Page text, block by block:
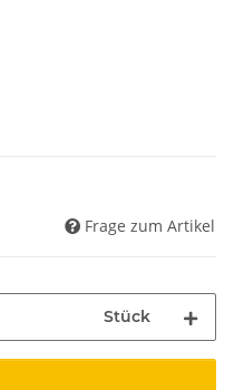
Frage zum Artikel
Stück